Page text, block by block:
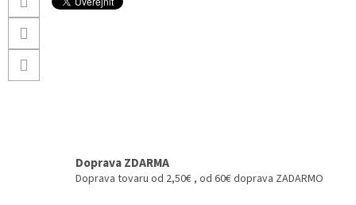
Doprava ZDARMA
Doprava tovaru od 2,50€ , od 60€ doprava ZADARMO